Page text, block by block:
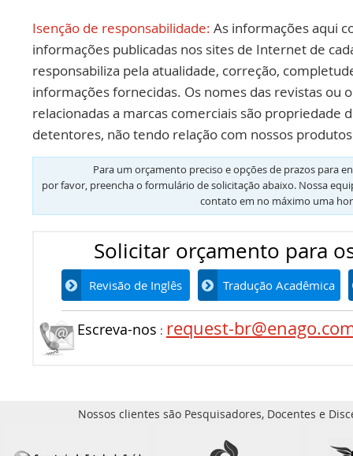
Isenção de responsabilidade: As informações aqui
informações publicadas nos sites de Internet de
responsabiliza pela atualidade, correção,
informações fornecidas. Os nomes das revistas ou
relacionadas a marcas comerciais são propriedade
detentores, não tendo relação com nossos
Para um orçamento preciso e opções de prazos para
por favor, preencha o formulário de solicitação abaixo. Nossa
contato em no máximo uma
Solicitar orçamento para
Revisão de Inglês Tradução Acadêmica
Escreva-nos : request-
Nossos clientes são Pesquisadores, Docentes e